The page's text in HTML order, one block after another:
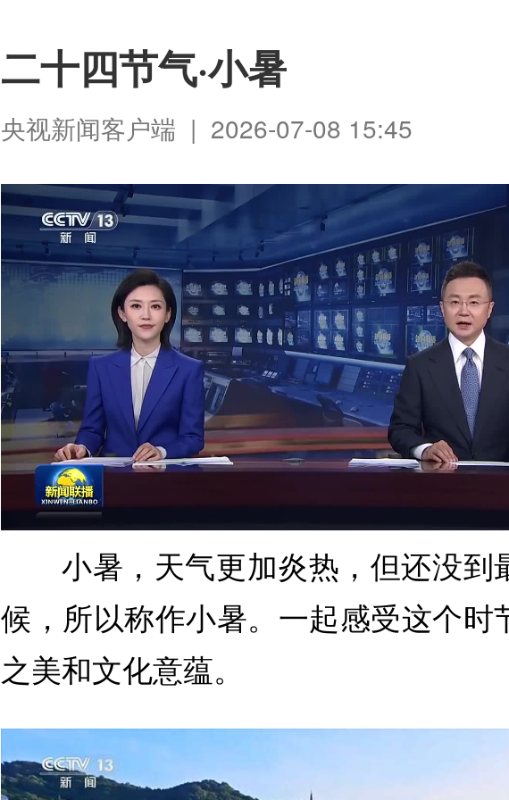
二十四节气·小暑
央视新闻客户端 | 2026-07-08 15:45
小暑，天气更加炎热，但还没到
候，所以称作小暑。一起感受这个时
之美和文化意蕴。